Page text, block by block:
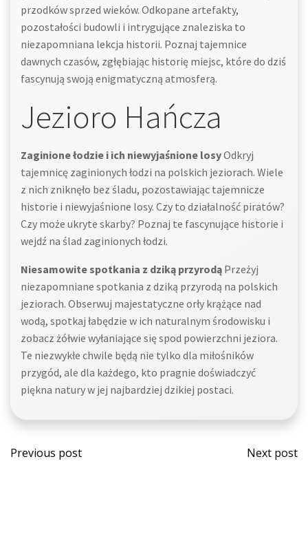
przodków sprzed wieków. Odkopane artefakty,
pozostałości budowli i intrygujące znaleziska to
niezapomniana lekcja historii. Poznaj tajemnice
dawnych czasów, zgłębiając historię miejsc, które do dziś
fascynują swoją enigmatyczną atmosferą.
Jezioro Hańcza
Zaginione łodzie i ich niewyjaśnione losyOdkryj
tajemnicę zaginionych łodzi na polskich jeziorach. Wiele
z nich zniknęło bez śladu, pozostawiając tajemnicze
historie i niewyjaśnione losy. Czy to działalność piratów?
Czy może ukryte skarby? Poznaj te fascynujące historie i
wejdź na ślad zaginionych łodzi.
Niesamowite spotkania z dziką przyrodą Przeżyj
niezapomniane spotkania z dziką przyrodą na polskich
jeziorach. Obserwuj majestatyczne orły krążące nad
wodą, spotkaj łabędzie w ich naturalnym środowisku i
zobacz żółwie wyłaniające się spod powierzchni jeziora.
Te niezwykłe chwile będą nie tylko dla miłośników
przygód, ale dla każdego, kto pragnie doświadczyć
piękna natury w jej najbardziej dzikiej postaci.
Post
Previous post
Post
Next post